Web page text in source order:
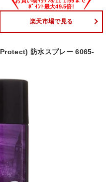
楽天市場で見る
防水スプレー 6065-